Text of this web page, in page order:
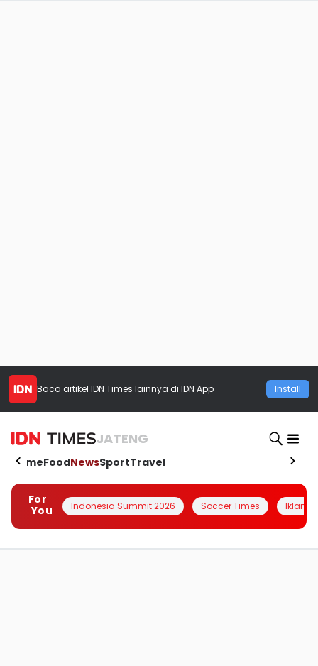
Baca artikel IDN Times lainnya di IDN App Install
JATENG
HomeFoodNewsSportTravel
For
You
Indonesia Summit 2026 Soccer Times Iklanin